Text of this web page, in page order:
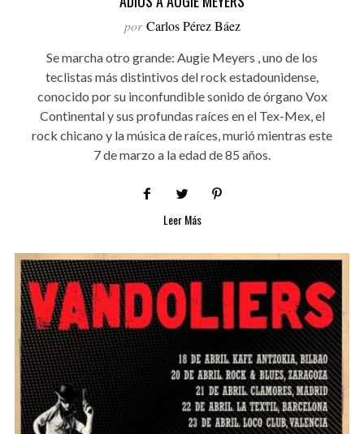
por Carlos Pérez Báez
Se marcha otro grande: Augie Meyers , uno de los
teclistas más distintivos del rock estadounidense,
conocido por su inconfundible sonido de órgano Vox
Continental y sus profundas raíces en el Tex-Mex, el
rock chicano y la música de raíces, murió mientras este
7 de marzo a la edad de 85 años.
Leer Más